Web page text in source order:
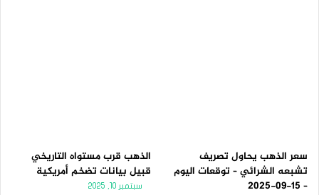
سعر الذهب يحاول تصريف
تشبعه الشرائي – توقعات اليوم
– 15-09-2025
الذهب قرب مستواه التاريخي
قبيل بيانات تضخم أمريكية
سبتمبر 10, 2025